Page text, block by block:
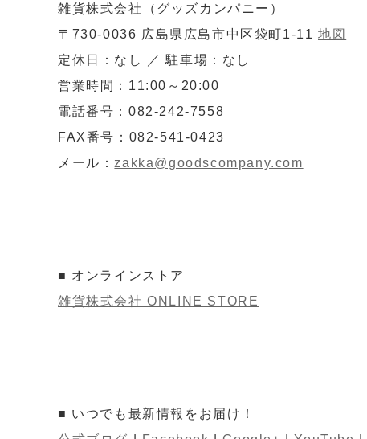
雑貨株式会社（グッズカンパニー）
〒730-0036 広島県広島市中区袋町1-11 地図
定休日：なし ／ 駐車場：なし
営業時間：11:00～20:00
電話番号：082-242-7558
FAX番号：082-541-0423
メール： zakka@goodscompany.com
■ オンラインストア
雑貨株式会社 ONLINE STORE
■ いつでも最新情報をお届け！